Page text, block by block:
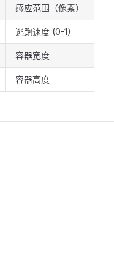
感应范围（像素）
逃跑速度 (0-1)
容器宽度
容器高度